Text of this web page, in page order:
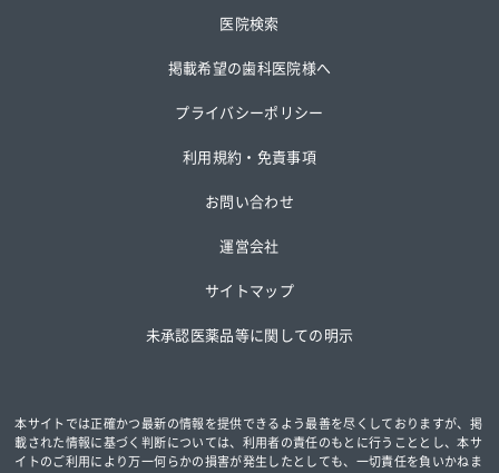
医院検索
掲載希望の歯科医院様へ
プライバシーポリシー
利用規約・免責事項
お問い合わせ
運営会社
サイトマップ
未承認医薬品等に関しての明示
本サイトでは正確かつ最新の情報を提供できるよう最善を尽くしておりますが、掲
載された情報に基づく判断については、 利用者の責任のもとに行うこととし、本サ
イトのご利用により万一何らかの損害が発生したとしても、一切責任を負いかねま